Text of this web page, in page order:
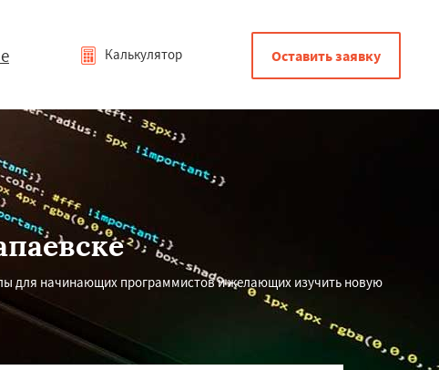
Калькулятор Оставить заявку
для начинающих программистов и желающих изучить новую